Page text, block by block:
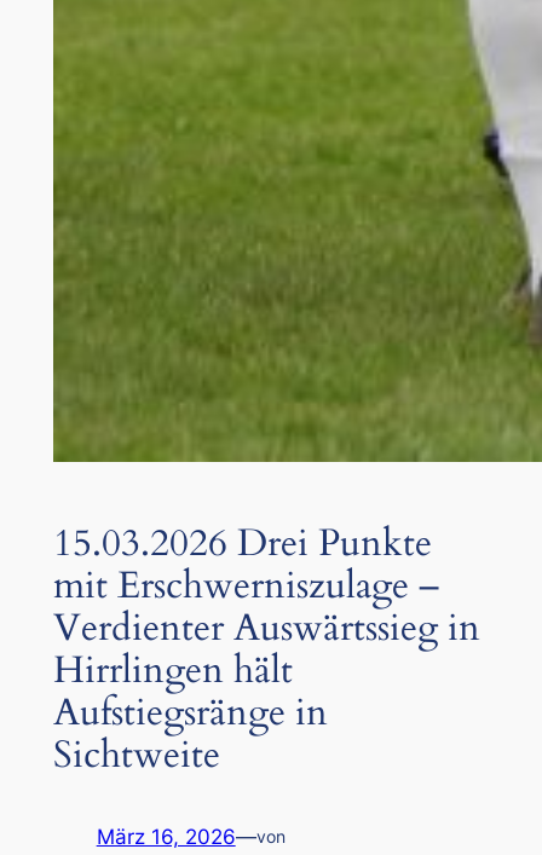
15.03.2026 Drei Punkte
mit Erschwerniszulage –
Verdienter Auswärtssieg in
Hirrlingen hält
Aufstiegsränge in
Sichtweite
März 16, 2026—von